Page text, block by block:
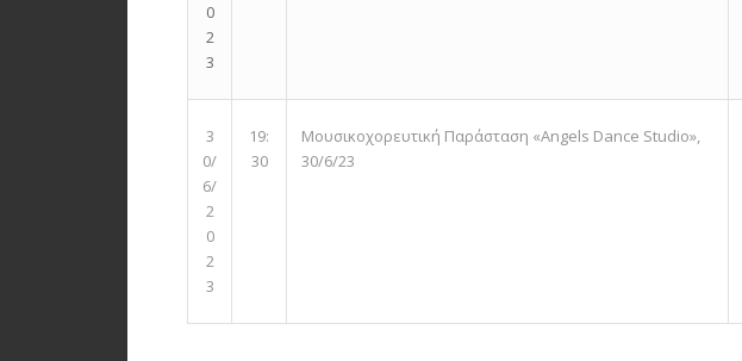
0
2
3
3
0/
6/
2
0
2
3
19:
30
Μουσικοχορευτική Παράσταση «Angels Dance Studio»,
30/6/23